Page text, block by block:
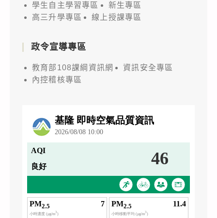
學生自主學習專區
新生專區
高三升學專區
線上授課專區
政令宣導專區
教育部108課綱資訊網
資訊安全專區
內控稽核專區